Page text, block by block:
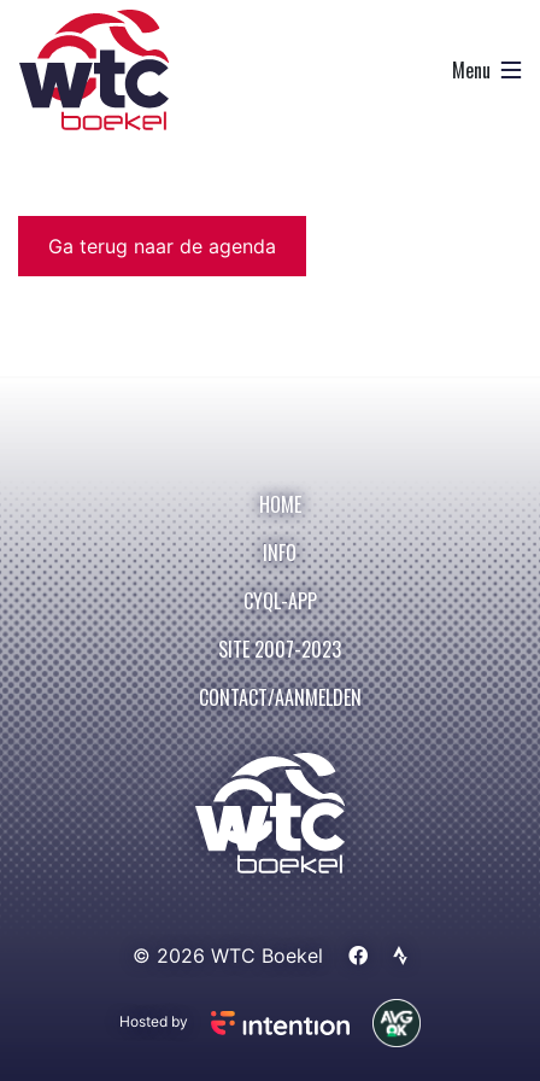
Ga terug naar de agenda
HOME
INFO
CYQL-APP
SITE 2007-2023
CONTACT/AANMELDEN
© 2026 WTC Boekel
Hosted by